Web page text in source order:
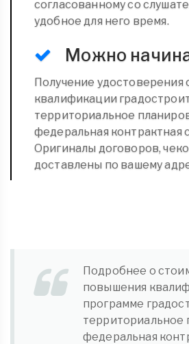
согласованному со
удобное для него время.
Можно
Получение
квалификации
территориальное
федеральная контрактная
Оригиналы договоров,
доставлены по вашему
Подробнее о
повышения
программе
территориальное
федеральная